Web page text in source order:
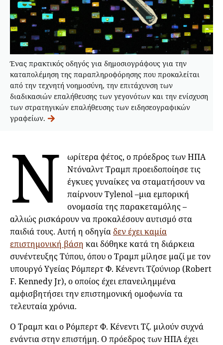
Ένας πρακτικός οδηγός για δημοσιογράφους για την
καταπολέμηση της παραπληροφόρησης που προκαλείται
από την τεχνητή νοημοσύνη, την επιτάχυνση των
διαδικασιών επαλήθευσης των γεγονότων και την ενίσχυση
των στρατηγικών επαλήθευσης των ειδησεογραφικών
γραφείων.
Ν
ωρίτερα φέτος, ο πρόεδρος των ΗΠΑ
Ντόναλντ Τραμπ προειδοποίησε τις
έγκυες γυναίκες να σταματήσουν να
παίρνουν Tylenol –μια εμπορική
ονομασία της παρακεταμόλης –
αλλιώς ρισκάρουν να προκαλέσουν αυτισμό στα
παιδιά τους. Αυτή η οδηγίαδεν έχει καμία
επιστημονική βάση και δόθηκε κατά τη διάρκεια
συνέντευξης Τύπου, όπου ο Τραμπ μίλησε μαζί με τον
υπουργό Υγείας Ρόμπερτ Φ. Κένεντι Τζούνιορ (Robert
F. Kennedy Jr), ο οποίος έχει επανειλημμένα
αμφισβητήσει την επιστημονική ομοφωνία τα
τελευταία χρόνια.
Ο Τραμπ και ο Ρόμπερτ Φ. Κένεντι Τζ. μιλούν συχνά
ενάντια στην επιστήμη. Ο πρόεδρος των ΗΠΑ έχει